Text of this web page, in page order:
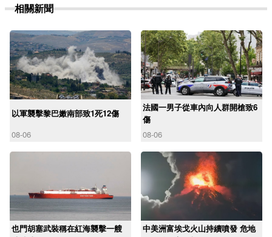
相關新聞
以軍襲擊黎巴嫩南部致1死12傷
08-06
法國一男子從車內向人群開槍致6
傷
08-06
也門胡塞武裝稱在紅海襲擊一艘
中美洲富埃戈火山持續噴發 危地